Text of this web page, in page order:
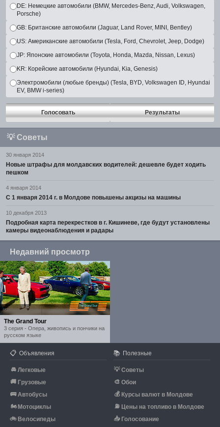
DE: Немецкие автомобили (BMW, Mercedes-Benz, Audi, Volkswagen,
Porsche)
GB: Британские автомобили (Jaguar, Land Rover, MINI, Bentley)
US: Американские автомобили (Tesla, Ford, Chevrolet, Jeep, Dodge)
JP: Японские автомобили (Toyota, Honda, Mazda, Nissan, Lexus)
KR: Корейские автомобили (Hyundai, Kia, Genesis)
Электромобили (любые бренды) (Tesla, BYD, Volkswagen ID, Hyundai
EV, BMW i-series)
Голосовать Результаты
💡 Советы
30 января 2014
Новые штрафы для молдавских водителей: дешевле будет ходить
пешком
4 января 2014
С 1 января 2014 г. в Молдове повышены акцизы на машины
10 декабря 2013
Подробная карта перекрестков в г. Кишиневе, где будут установлены
камеры видеонаблюдения и радары
Недавний просмотр
The Grand Tour
3 серия - Опера, живопись и пончики на
русском языке
📋 Объявления
🚘 Легковые
🚚 Грузовые
🚌 Автобусы
🏍 Мотоциклы
🚲 Велосипеды
📚 Полезные
💡 Советы
🎨 Обои
💰 Курсы валют в Молдове
⛽ Цены на топливо в Молдове
📥 Голосование